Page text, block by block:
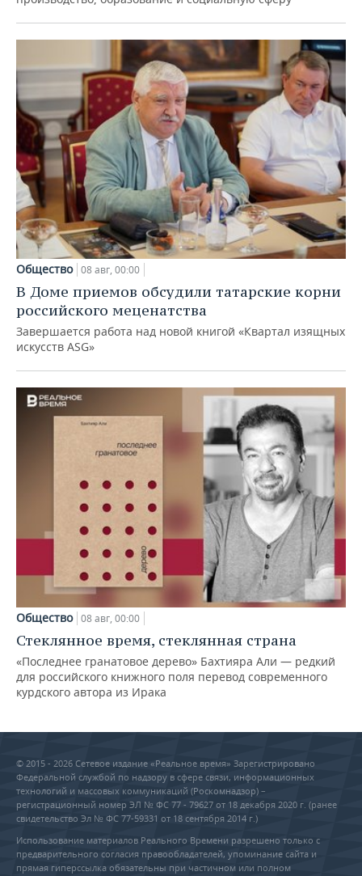
Общество 08 авг, 00:00
В Доме приемов обсудили татарские корни
российского меценатства
Завершается работа над новой книгой «Квартал изящных
искусств ASG»
Общество 08 авг, 00:00
Стеклянное время, стеклянная страна
«Последнее гранатовое дерево» Бахтияра Али — редкий
для российского книжного поля перевод современного
курдского автора из Ирака
© 2015 - 2026 Сетевое издание «Реальное время» Зарегистрировано
Федеральной службой по надзору в сфере связи, информационных
технологий и массовых коммуникаций (Роскомнадзор) –
регистрационный номер ЭЛ № ФС 77 - 79627 от 18 декабря 2020 г. (ранее
свидетельство Эл № ФС 77-59331 от 18 сентября 2014 г.)
Использование материалов Реального Времени разрешено только с
предварительного согласия правообладателей, упоминание сайта и
прямая гиперссылка обязательны при частичном или полном